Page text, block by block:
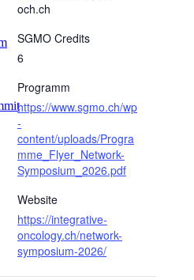
och.ch
SGMO Credits
6
Programm
https://www.sgmo.ch/wp
-
content/uploads/Progra
mme_Flyer_Network-
Symposium_2026.pdf
Website
https://integrative-
oncology.ch/network-
symposium-2026/